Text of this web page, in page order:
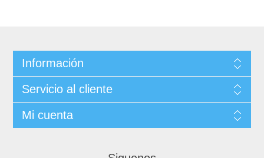
Información
Servicio al cliente
Mi cuenta